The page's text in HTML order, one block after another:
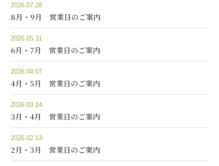
2026.07.28
8月・9月 営業日のご案内
2026.05.31
6月・7月 営業日のご案内
2026.04.07
4月・5月 営業日のご案内
2026.03.14
3月・4月 営業日のご案内
2026.02.13
2月・3月 営業日のご案内